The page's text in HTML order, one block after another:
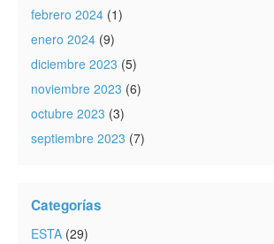
febrero 2024 (1)
enero 2024 (9)
diciembre 2023 (5)
noviembre 2023 (6)
octubre 2023 (3)
septiembre 2023 (7)
Categorías
ESTA (29)